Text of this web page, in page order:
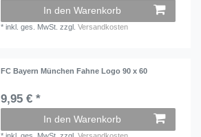
In den Warenkorb
*inkl. ges. MwSt. zzgl.Versandkosten
FC Bayern München Fahne Logo 90 x 60
9,95 € *
In den Warenkorb
*inkl. ges. MwSt. zzgl.Versandkosten